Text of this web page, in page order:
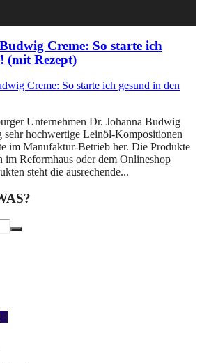
Creme: So starte ich
(mit Rezept)
sehr hochwertige Leinöl-Kompositionen
im Manufaktur-Betrieb her. Die Produkte
im Reformhaus oder dem Onlineshop
steht die ausrechende...